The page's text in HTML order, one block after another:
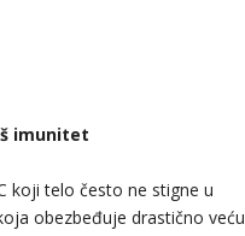
imunitet
koji telo često ne stigne u
obezbeđuje drastično veću